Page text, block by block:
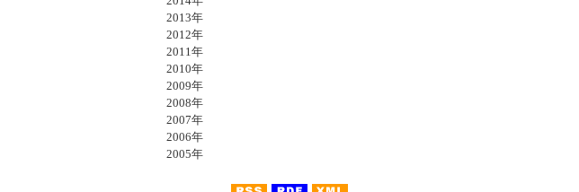
2013年
2012年
2011年
2010年
2009年
2008年
2007年
2006年
2005年